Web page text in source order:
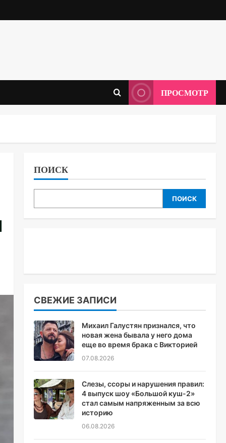
ПРОСМОТР
ПОИСК
ПОИСК
СВЕЖИЕ ЗАПИСИ
Михаил Галустян признался, что
новая жена бывала у него дома
еще во время брака с Викторией
07.08.2026
Слезы, ссоры и нарушения правил:
4 выпуск шоу «Большой куш-2»
стал самым напряженным за всю
историю
06.08.2026